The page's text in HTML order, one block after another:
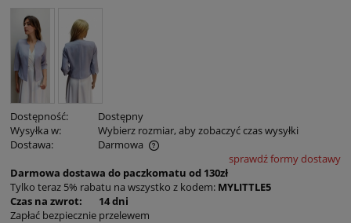
Dostępność:
Dostępny
Wysyłka w:
Wybierz rozmiar, aby zobaczyć czas wysyłki
Dostawa:
Darmowa
Cena nie zawiera ewentualnych kosztów płatnościsprawdź formy dostawy
Darmowa dostawa do paczkomatu od 130zł
Tylko teraz 5% rabatu na wszystko z kodem: MYLITTLE5
Czas na zwrot: 14 dni
Zapłać bezpiecznie przelewem